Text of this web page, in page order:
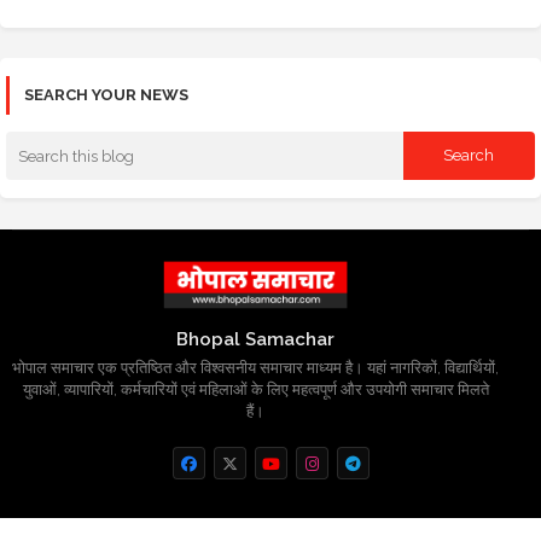
SEARCH YOUR NEWS
Bhopal Samachar
भोपाल समाचार एक प्रतिष्ठित और विश्वसनीय समाचार माध्यम है। यहां नागरिकों, विद्यार्थियों,
युवाओं, व्यापारियों, कर्मचारियों एवं महिलाओं के लिए महत्वपूर्ण और उपयोगी समाचार मिलते
हैं।